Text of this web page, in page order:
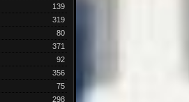
139
319
80
371
92
356
75
298